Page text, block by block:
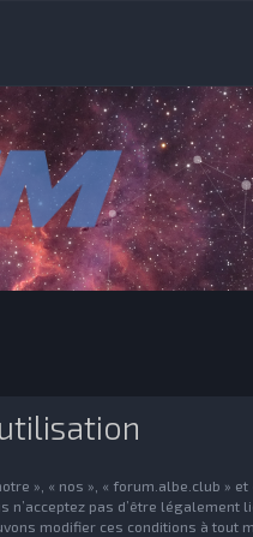
», « nos », « forum.albe.club »
pas d’être légalement
modifier ces conditions à tout